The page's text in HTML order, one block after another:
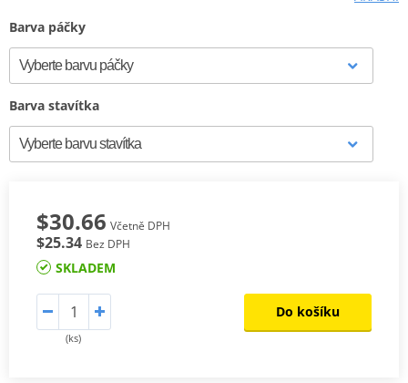
Barva páčky
Barva stavítka
$30.66 Včetně DPH
$25.34 Bez DPH
SKLADEM
(ks)
Do košíku